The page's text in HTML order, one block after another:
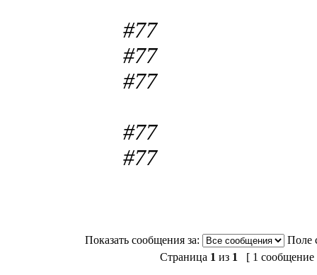
#77
#77
#77
#77
#77
Показать сообщения за:
Поле
Страница 1 из 1 [ 1 сообщение